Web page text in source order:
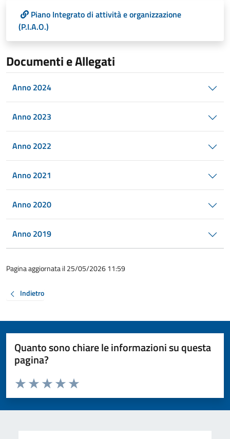
Piano Integrato di attività e organizzazione
(P.I.A.O.)
Documenti e Allegati
Anno 2024
Anno 2023
Anno 2022
Anno 2021
Anno 2020
Anno 2019
Pagina aggiornata il 25/05/2026 11:59
Indietro
Quanto sono chiare le informazioni su questa
pagina?
Valuta da 1 a 5 stelle la pagina
Valuta 5 stelle su 5
Valuta 4 stelle su 5
Valuta 3 stelle su 5
Valuta 2 stelle su 5
Valuta 1 stelle su 5